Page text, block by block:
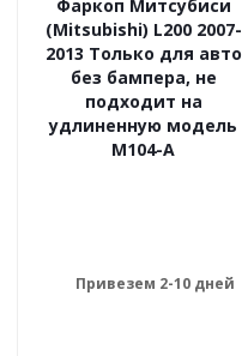
Фаркоп Митсубиси
(Mitsubishi) L200 2007-
2013 Только для авто
без бампера, не
подходит на
удлиненную модель
M104-A
Привезем 2-10 дней